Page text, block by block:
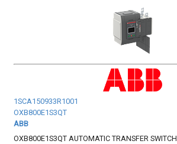
1SCA150933R1001
OXB800E1S3QT
ABB
OXB800E1S3QT AUTOMATIC TRANSFER SWITCH